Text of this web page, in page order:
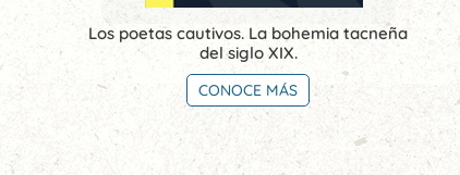
Los poetas cautivos. La bohemia tacneña
del siglo XIX.
CONOCE MÁS